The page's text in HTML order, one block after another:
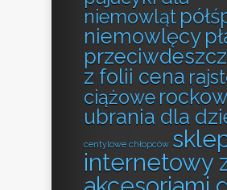
niemowląt
niemowlęcy
z folii cena
ciążowe
ubrania dla
centylowe chłopców
internetowy